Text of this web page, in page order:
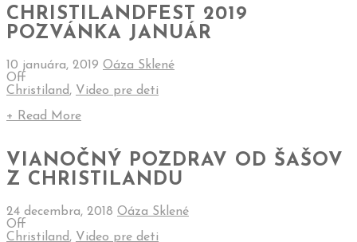
CHRISTILANDFEST 2019
POZVÁNKA JANUÁR
10 januára, 2019 Oáza Sklené
Off
Christiland, Video pre deti
+ Read More
VIANOČNÝ POZDRAV OD ŠAŠOV
Z CHRISTILANDU
24 decembra, 2018 Oáza Sklené
Off
Christiland, Video pre deti